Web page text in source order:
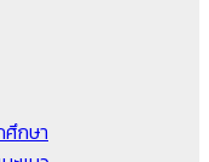
กษา